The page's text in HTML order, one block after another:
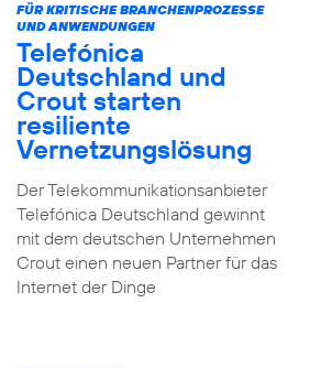
FÜR KRITISCHE BRANCHENPROZESSE
UND ANWENDUNGEN
Telefónica
Deutschland und
Crout starten
resiliente
Vernetzungslösung
Der Telekommunikationsanbieter
Telefónica Deutschland gewinnt
mit dem deutschen Unternehmen
Crout einen neuen Partner für das
Internet der Dinge